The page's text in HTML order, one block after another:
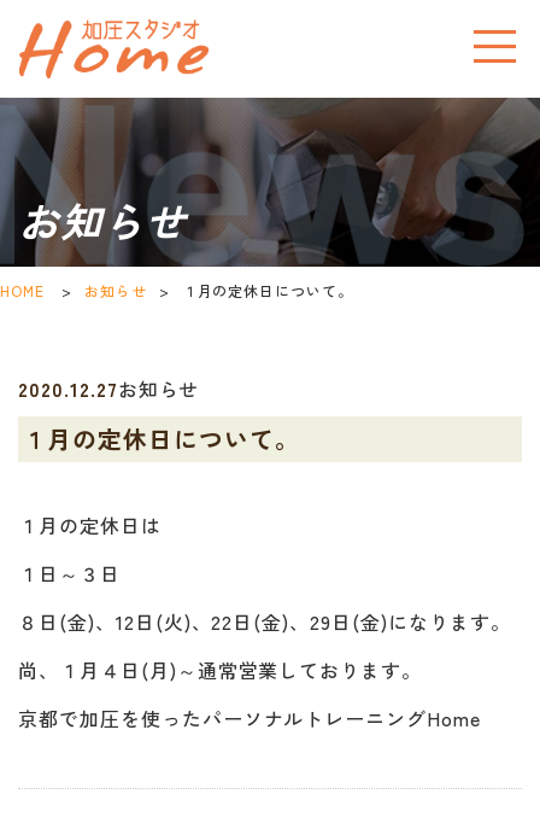
お知らせ
HOME > お知らせ > １月の定休日について。
2020.12.27お知らせ
１月の定休日について。
１月の定休日は
１日～３日
８日(金)、12日(火)、22日(金)、29日(金)になります。
尚、１月４日(月)～通常営業しております。
京都で加圧を使ったパーソナルトレーニングHome